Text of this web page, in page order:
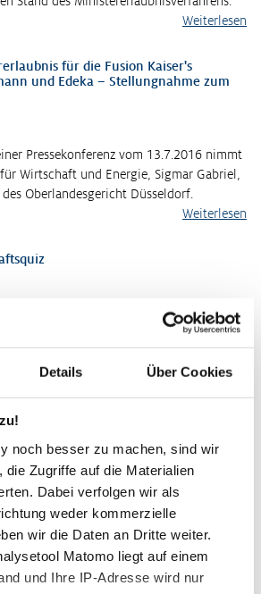
Details Über Cookies
noch besser zu machen, sind wir
die Zugriffe auf die Materialien
Dabei verfolgen wir als
weder kommerzielle
wir die Daten an Dritte weiter.
Matomo liegt auf einem
und Ihre IP-Adresse wird nur
Weiterlesen
für die Fusion Kaiser's
und Edeka – Stellungnahme zum
Pressekonferenz vom 13.7.2016 nimmt
Wirtschaft und Energie, Sigmar Gabriel,
Oberlandesgericht Düsseldorf.
Weiterlesen
Wirtschaftsquiz können Sie das Wissen
Spielanreiz ist groß. Denn Ihre